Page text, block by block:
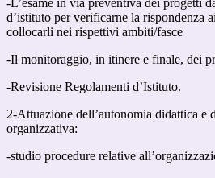
-L’esame in via preventiva dei progetti
d’istituto per verificarne la rispondenza
collocarli nei rispettivi ambiti/fasce
-Il monitoraggio, in itinere e finale, dei
-Revisione Regolamenti d’Istituto.
2-Attuazione dell’autonomia didattica e
organizzativa:
-studio procedure relative